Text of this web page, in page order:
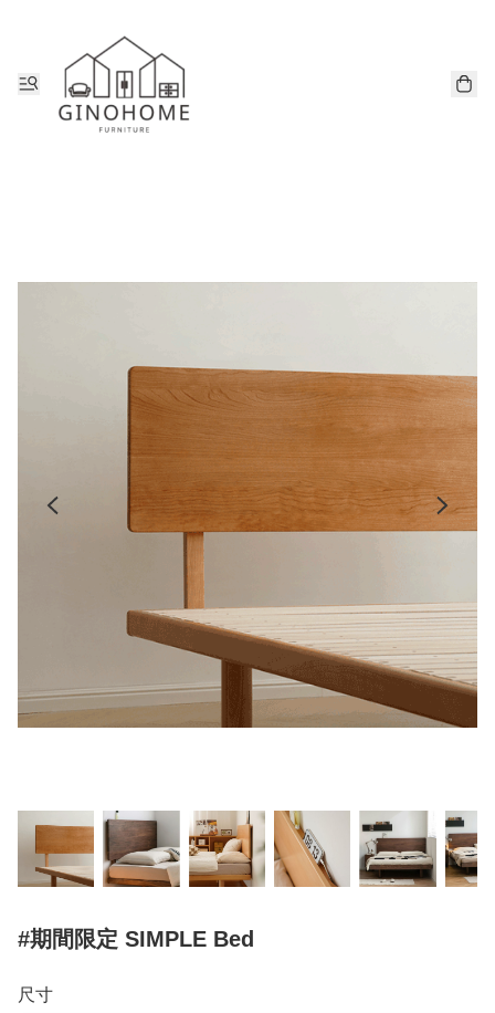
#期間限定 SIMPLE Bed
尺寸